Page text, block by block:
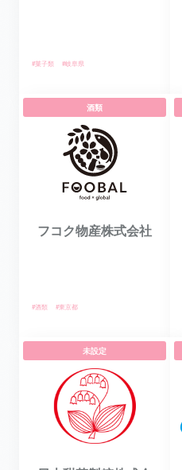
#菓子類 #岐阜県
酒類
フコク物産株式会社
#酒類 #東京都
未設定